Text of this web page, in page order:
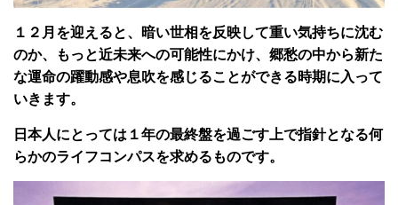
１２月を迎えると、暗い世相を反映して重い気持ちに沈む
のか、もっと近未来への可能性にかけ、郷愁の中から新た
な運命の躍動感や息吹を感じることができる時期に入って
いきます。
日本人にとっては１年の最終盤を過ごす上で指針となる何
らかのライフコンパスを求めるものです。